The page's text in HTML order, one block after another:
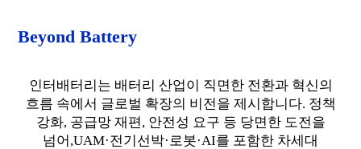
Beyond Battery
인터배터리는 배터리 산업이 직면한 전환과 혁신의
흐름 속에서 글로벌 확장의 비전을 제시합니다. 정책
강화, 공급망 재편, 안전성 요구 등 당면한 도전을
넘어,UAM·전기선박·로봇·AI를 포함한 차세대